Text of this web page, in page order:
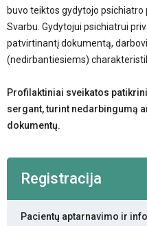
buvo teiktos gydytojo psichiatro
Svarbu. Gydytojui psichiatrui
patvirtinantį dokumentą,
(nedirbantiesiems)
Profilaktiniai sveikatos
sergant, turint nedarbingumą
dokumentų.
Registracija
Pacientų aptarnavimo ir